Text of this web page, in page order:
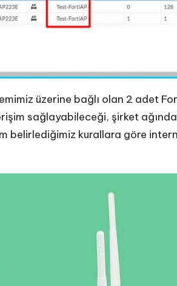
üzerine bağlı olan 2 adet
sağlayabileceği, şirket
belirlediğimiz kurallara göre